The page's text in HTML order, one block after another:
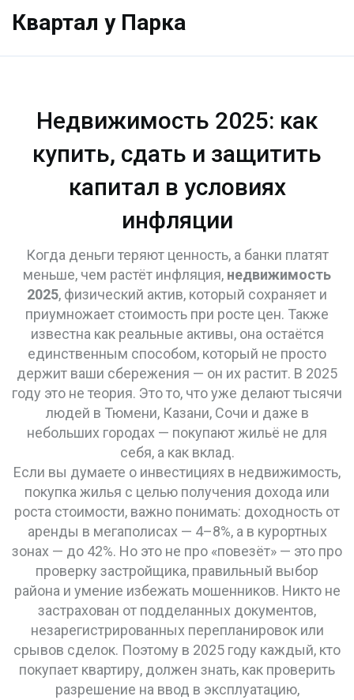
Квартал у Парка
Недвижимость 2025: как
купить, сдать и защитить
капитал в условиях
инфляции
Когда деньги теряют ценность, а банки платят
меньше, чем растёт инфляция, недвижимость
2025, физический актив, который сохраняет и
приумножает стоимость при росте цен. Также
известна как реальные активы, она остаётся
единственным способом, который не просто
держит ваши сбережения — он их растит. В 2025
году это не теория. Это то, что уже делают тысячи
людей в Тюмени, Казани, Сочи и даже в
небольших городах — покупают жильё не для
себя, а как вклад.
Если вы думаете о инвестициях в недвижимость,
покупка жилья с целью получения дохода или
роста стоимости, важно понимать: доходность от
аренды в мегаполисах — 4–8%, а в курортных
зонах — до 42%. Но это не про «повезёт» — это про
проверку застройщика, правильный выбор
района и умение избежать мошенников. Никто не
застрахован от подделанных документов,
незарегистрированных перепланировок или
срывов сделок. Поэтому в 2025 году каждый, кто
покупает квартиру, должен знать, как проверить
разрешение на ввод в эксплуатацию,